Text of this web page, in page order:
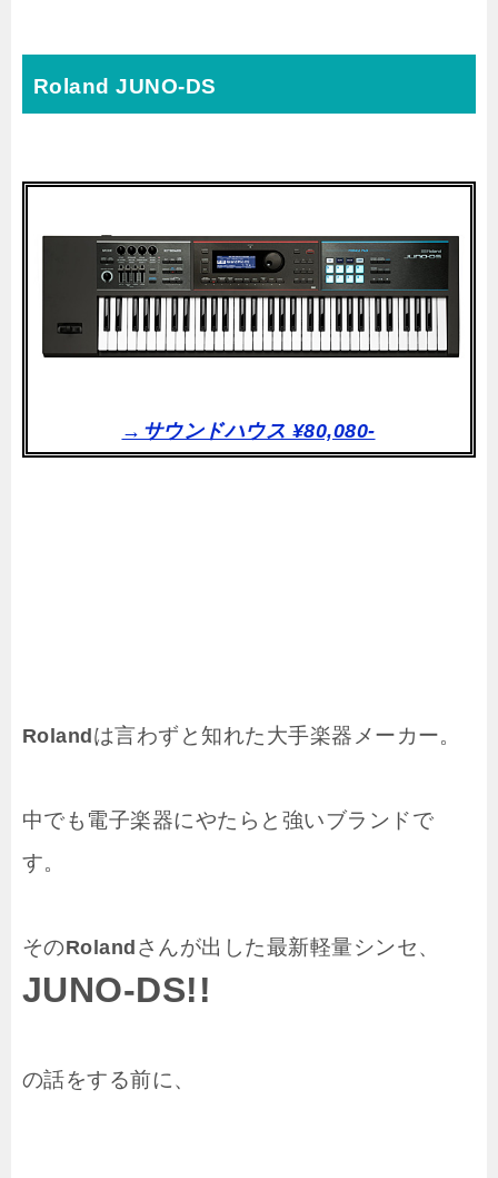
Roland JUNO-DS
→サウンドハウス ¥80,080-
Roland は言わずと知れた大手楽器メーカー。
中でも電子楽器にやたらと強いブランドで
す。
そのRoland さんが出した最新軽量シンセ、
JUNO-DS!!
の話をする前に、